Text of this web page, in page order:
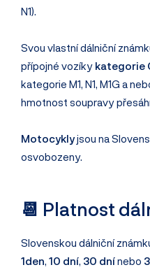
N1).
Svou vlastní dálniční
přípojné vozíky kategorie
kategorie M1, N1, M1G a
hmotnost soupravy
Motocyklyjsou na
osvobozeny.
📆 Platnost
Slovenskou dálniční
1den, 10 dní, 30 dnínebo